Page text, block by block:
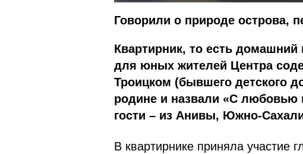
Говорили о природе острова,
Квартирник, то есть
для юных жителей Центра
Троицком (бывшего детского
родине и назвали «С любовью
гости – из Анивы, Южно-
В квартирнике приняла участие